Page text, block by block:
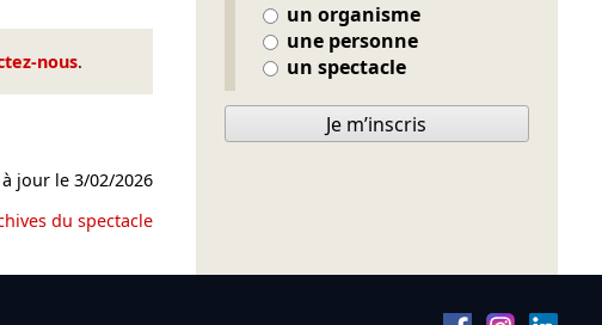
nous.
à jour le3/02/2026
du spectacle
un organisme
une personne
un spectacle
Je m’inscris